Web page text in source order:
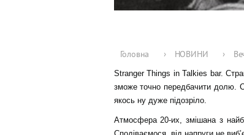
Головна › НОВИНИ ›
Stranger Things in Talkies bar.
зможе точно передбачити долю.
якось ну дуже підозріло.
Атмосфера 20-их, змішана з